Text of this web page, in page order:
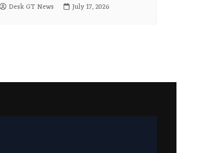
Desk GT News July 17, 2026